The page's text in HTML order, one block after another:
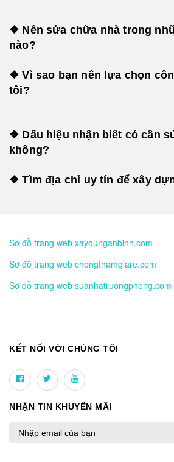
❖ Nên sửa chữa nhà trong
nào?
❖ Vì sao bạn nên lựa chọn
tôi?
❖ Dấu hiệu nhận biết có cần
không?
❖ Tìm địa chỉ uy tín để xây
Sơ đồ trang web xaydunganbinh.com
Sơ đồ trang web chongthamgiare.com
Sơ đồ trang web suanhatruongphong.com
KẾT NỐI VỚI CHÚNG TÔI
NHẬN TIN KHUYẾN MÃI